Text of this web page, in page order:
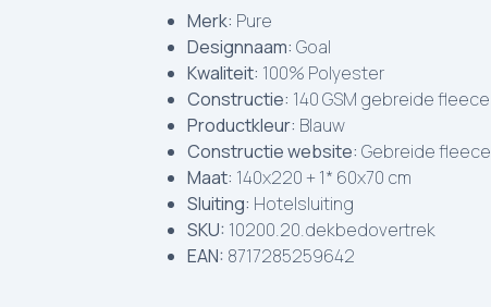
Merk: Pure
Designnaam: Goal
Kwaliteit: 100% Polyester
Constructie: 140 GSM gebreide fleece
Productkleur: Blauw
Constructie website: Gebreide fleece
Maat: 140x220 + 1* 60x70 cm
Sluiting: Hotelsluiting
SKU: 10200.20.dekbedovertrek
EAN: 8717285259642